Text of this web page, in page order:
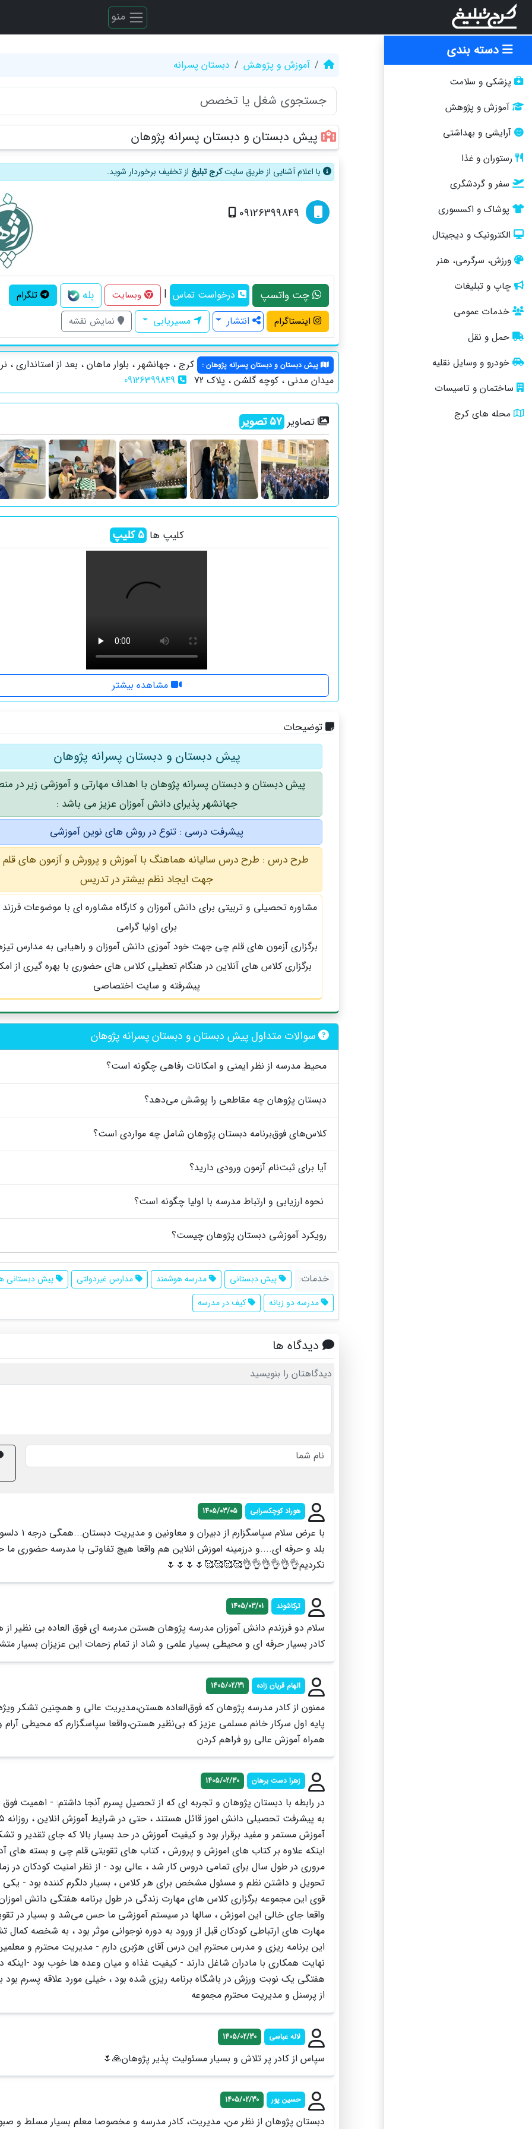
منو
دسته بندی
پزشکی و سلامت
آموزش و پژوهش
آرایشی و بهداشتی
رستوران و غذا
سفر و گردشگری
پوشاک و اکسسوری
الکترونیک و دیجیتال
ورزش، سرگرمی، هنر
چاپ و تبلیغات
خدمات عمومی
حمل و نقل
خودرو و وسایل نقلیه
ساختمان و تاسیسات
محله های کرج
آموزش و پژوهش دبستان پسرانه
پیش دبستان و دبستان پسرانه پژوهان
با اعلام آشنایی از طریق سایتکرج تبلیغ از تخفیف برخوردار شوید.
09126399849
چت واتسپ درخواست تماس | وبسایت بله
تلگرام
اینستاگرام
انتشار مسیریابی نمایش نقشه
پیش دبستان و دبستان پسرانه پژوهان :
کرج ، جهانشهر ، بلوار ماهان ، بعد از استانداری ،
میدان مدنی ، کوچه گلشن ، پلاک 72
09126399849
تصاویر 57تصویر
کلیپ ها5کلیپ
مشاهده بیشتر
توضیحات
پیش دبستان و دبستان پسرانه پژوهان
پیش دبستان و دبستان پسرانه پژوهان با اهداف مهارتی و آموزشی زیر در
جهانشهر پذیرای دانش آموزان عزیز می باشد :
پیشرفت درسی : تنوع در روش های نوین آموزشی
طرح درس : طرح درس سالیانه هماهنگ با آموزش و پرورش و آزمون های
جهت ایجاد نظم بیشتر در تدریس
مشاوره تحصیلی و تربیتی برای دانش آموزان و کارگاه مشاوره ای با موضوعات
برای اولیا گرامی
برگزاری آزمون های قلم چی جهت خود آموزی دانش آموزان و راهیابی به مدارس
برگزاری کلاس های آنلاین در هنگام تعطیلی کلاس های حضوری با بهره گیری از
پیشرفته و سایت اختصاصی
سوالات متداول پیش دبستان و دبستان پسرانه پژوهان
محیط مدرسه از نظر ایمنی و امکانات رفاهی چگونه است؟
دبستان پژوهان چه مقاطعی را پوشش می‌دهد؟
کلاس‌های فوق‌برنامه دبستان پژوهان شامل چه مواردی است؟
آیا برای ثبت‌نام آزمون ورودی دارید؟
نحوه ارزیابی و ارتباط مدرسه با اولیا چگونه است؟
رویکرد آموزشی دبستان پژوهان چیست؟
خدمات: پیش دبستانی مدرسه هوشمند مدارس غیردولتی
پیش دبستانی
مدرسه دو زبانه
کیف در مدرسه
دیدگاه ها
دیدگاهتان را بنویسید
هوراد کوچکسرابی 1405/03/05
با عرض سلام سپاسگزارم از
بلد و حرفه ای....و درزمینه اموزش انلاین هم واقعا هیچ تفاوتی با مدرسه حضوری
نکردیم👌👌👌👌👌👌🥰🥰🥰🥰🌷🌷🌷🌷
ترکاشوند 1405/03/01
سلام دو فرزندم دانش آموزان مدرسه پژوهان هستن مدرسه ای فوق العاده بی نظیر از
کادر بسیار حرفه ای و محیطی بسیار علمی و شاد از تمام زحمات این عزیزان بسیار
الهام قربان زاده 1405/02/31
ممنون از کادر مدرسه پژوهان که فوق‌العاده هستن،مدیریت عالی و همچنین تشکر
پایه اول سرکار خانم مسلمی عزیز که بی‌نظیر هستن،واقعا سپاسگزارم که محیطی آرام
همراه آموزش عالی رو فراهم کردن
زهرا دست برهان 1405/02/30
در رابطه با دبستان پژوهان و تجربه ای که از تحصیل پسرم آنجا داشتم: - اهمیت فوق
آموزش مستمر و مفید برقرار بود و کیفیت آموزش در حد بسیار بالا که جای تقدیر و
اینکه علاوه بر کتاب های اموزش و پرورش ، کتاب های تقویتی قلم چی و بسته های
مروری در طول سال برای تمامی دروس کار شد ، عالی بود - از نظر امنیت کودکان در
تحویل و داشتن نظم و مسئول مشخص برای هر کلاس ، بسیار دلگرم کننده بود - یکی
قوی این مجموعه برگزاری کلاس های مهارت زندگی در طول برنامه هفتگی دانش
واقعا جای خالی این اموزش ، سالها در سیستم آموزشی ما حس می‌شد و بسیار در
مهارت های ارتباطی کودکان قبل از ورود به دوره نوجوانی موثر بود ، به شخصه کمال
این برنامه ریزی و مدرس محترم این درس آقای هژبری دارم - مدیریت محترم و
نهایت همکاری با مادران شاغل دارند - کیفیت غذاه و میان وعده ها خوب بود -اینکه
هفتگی یک نوبت ورزش در باشگاه برنامه ریزی شده بود ، خیلی مورد علاقه پسرم بود
از پرسنل و مدیریت محترم مجموعه
لاله عباسی 1405/02/30
سپاس از کادر پر تلاش و بسیار مسئولیت پذیر پژوهان🙏🌷
حسین پور 1405/02/30
دبستان پژوهان از نظر من، مدیریت، کادر مدرسه و مخصوصا معلم بسیار مسلط و